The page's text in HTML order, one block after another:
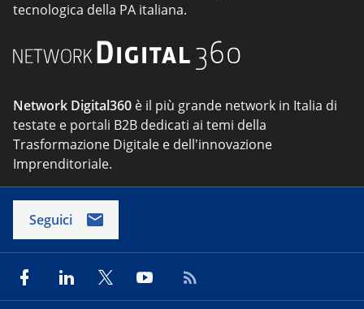
tecnologica della PA italiana.
Network Digital360 è il più grande network in Italia di
testate e portali B2B dedicati ai temi della
Trasformazione Digitale e dell'innovazione
Imprenditoriale.
Seguici